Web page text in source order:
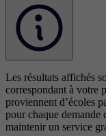
Les résultats affichés
correspondant à votre
proviennent d’écoles
pour chaque demande
maintenir un service